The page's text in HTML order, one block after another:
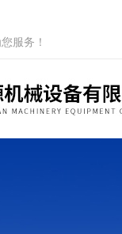
服务！